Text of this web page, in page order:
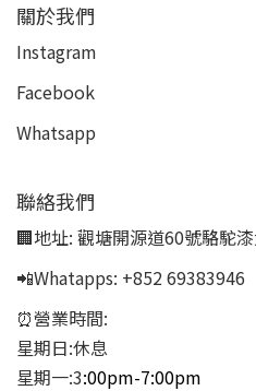
關於我們
Instagram
Facebook
Whatsapp
聯絡我們
🏢地址: 觀塘開源道60號駱駝
📲Whatapps: +852 69383946
⏰營業時間:
星期日:休息
星期一:3:00pm-7:00pm